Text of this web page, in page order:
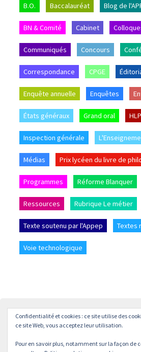
B.O. Baccalauréat Blog de
BN & Comité Cabinet
Communiqués Concours
Correspondance CPGE
Enquête annuelle Enquêtes
États généraux Grand oral HLP
Inspection générale
Médias Prix lycéen du livre de
Programmes Réforme Blanquer
Ressources Rubrique Le métier
Texte soutenu par l'Appep Textes
Voie technologique
Accueil L’APPEP Adhésion
La
Philosophique »
Confidentialité et cookies : ce site utilise des
ce site Web, vous acceptez leur utilisation.
Pour en savoir plus, notamment sur la façon de